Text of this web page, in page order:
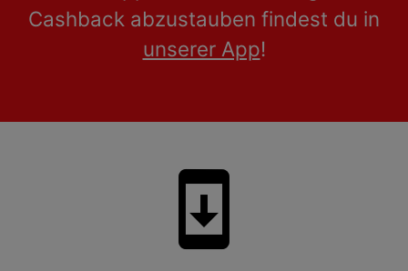
Cashback abzustauben findest du in
unserer App!
system_update